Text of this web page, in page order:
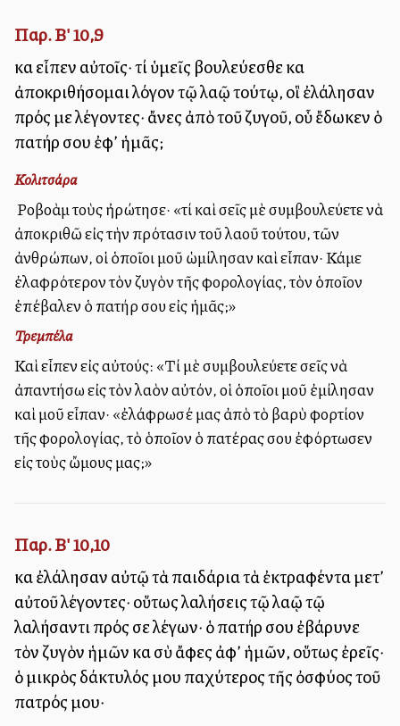
Παρ. Β' 10,9
καὶ εἶπεν αὐτοῖς· τί ὑμεῖς βουλεύεσθε καὶ
ἀποκριθήσομαι λόγον τῷ λαῷ τούτῳ, οἳ ἐλάλησαν
πρός με λέγοντες· ἄνες ἀπὸ τοῦ ζυγοῦ, οὗ ἔδωκεν ὁ
πατήρ σου ἐφ’ ἡμᾶς;
Κολιτσάρα
Ὁ Ροβοὰμ τοὺς ἠρώτησε· «τί καὶ σεῖς μὲ συμβουλεύετε νὰ
ἀποκριθῶ εἰς τὴν πρότασιν τοῦ λαοῦ τούτου, τῶν
ἀνθρώπων, οἱ ὁποῖοι μοῦ ὡμίλησαν καὶ εἶπαν· Κάμε
ἐλαφρότερον τὸν ζυγὸν τῆς φορολογίας, τὸν ὁποῖον
ἐπέβαλεν ὁ πατήρ σου εἰς ἡμᾶς;»
Τρεμπέλα
Καὶ εἶπεν εἰς αὐτούς: «Τί μὲ συμβουλεύετε σεῖς νὰ
ἀπαντήσω εἰς τὸν λαὸν αὐτόν, οἱ ὁποῖοι μοῦ ἐμίλησαν
καὶ μοῦ εἶπαν· «ἐλάφρωσέ μας ἀπὸ τὸ βαρὺ φορτίον
τῆς φορολογίας, τὸ ὁποῖον ὁ πατέρας σου ἐφόρτωσεν
εἰς τοὺς ὤμους μας;»
Παρ. Β' 10,10
καὶ ἐλάλησαν αὐτῷ τὰ παιδάρια τὰ ἐκτραφέντα μετ’
αὐτοῦ λέγοντες· οὕτως λαλήσεις τῷ λαῷ τῷ
λαλήσαντι πρός σε λέγων· ὁ πατήρ σου ἐβάρυνε
τὸν ζυγὸν ἡμῶν καὶ σὺ ἄφες ἀφ’ ἡμῶν, οὕτως ἐρεῖς·
ὁ μικρὸς δάκτυλός μου παχύτερος τῆς ὀσφύος τοῦ
πατρός μου·